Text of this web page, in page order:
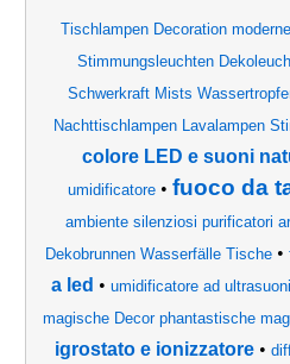
Tischlampen Decoration
Stimmungsleuchten
Schwerkraft Mists
Nachttischlampen Lavalampen
colore LED e suoni
umidificatore • fuoco da
ambiente silenziosi purificatori
Dekobrunnen Wasserfälle Tische•
a led • umidificatore ad ultrasuoni
magische Decor phantastische
igrostato e ionizzatore•